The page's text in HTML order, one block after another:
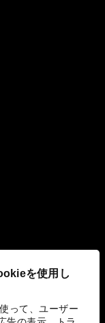
を使用し
って、ユーザー